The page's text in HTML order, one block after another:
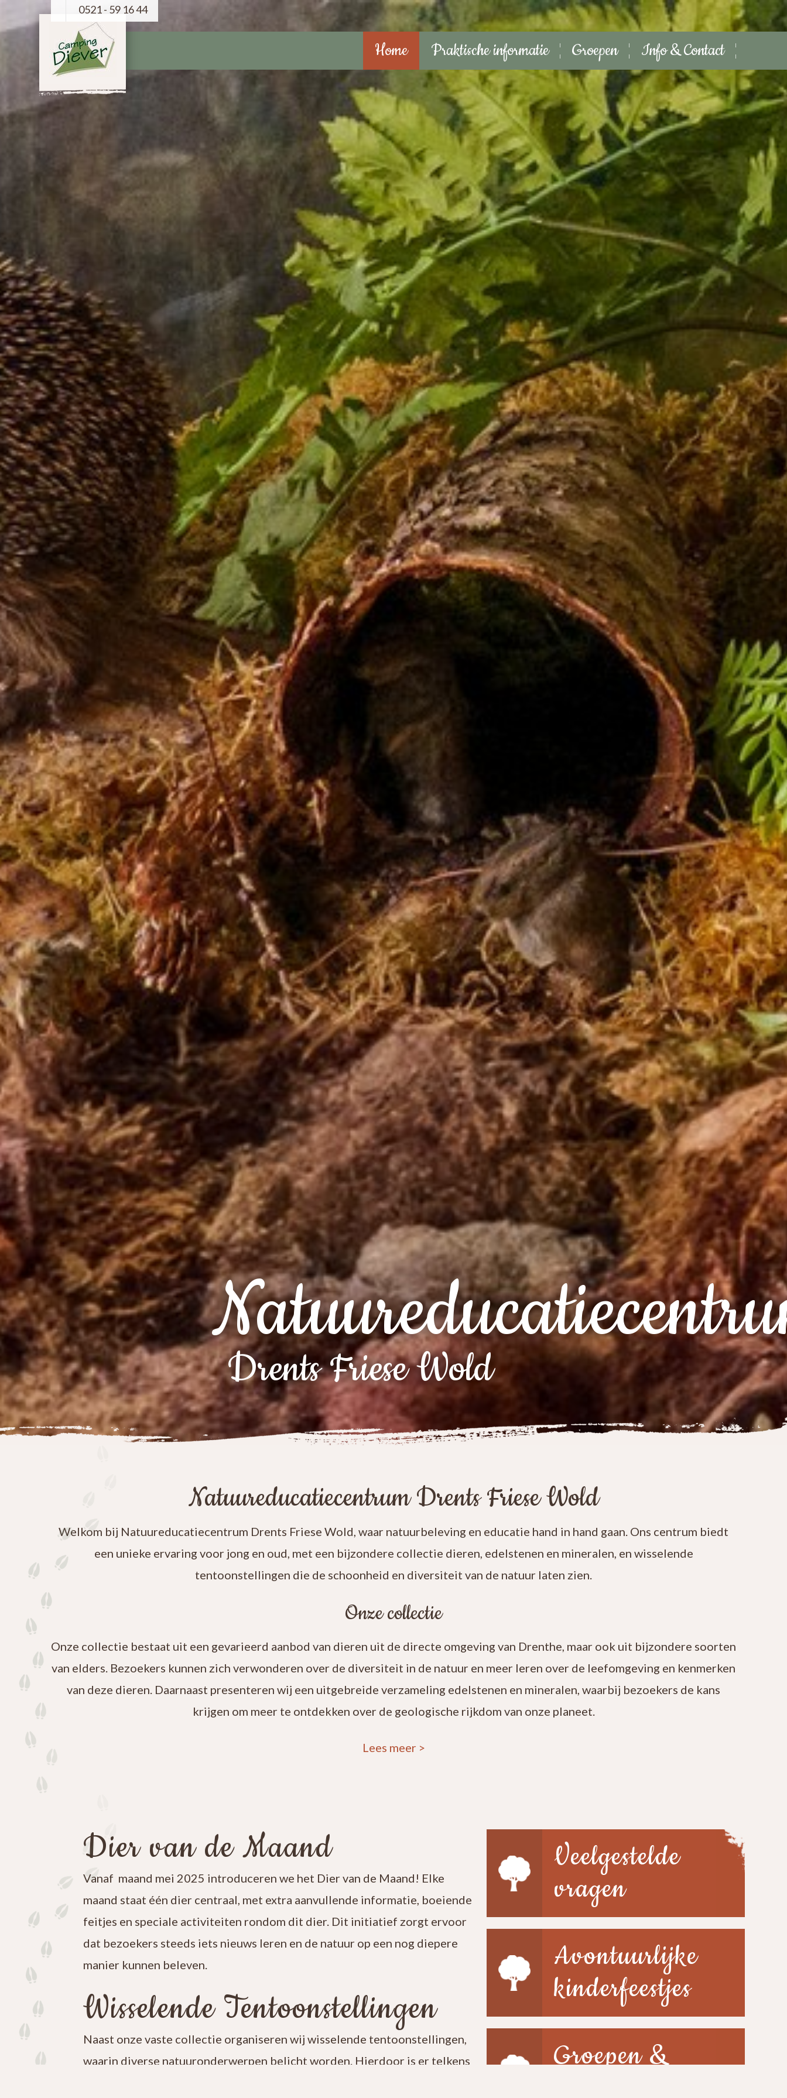
0521 - 59 16 44
Home Praktische informatie Groepen Info & Contact
Drents Friese Wold
Natuureducatiecentrum Drents Friese Wold
Welkom bij Natuureducatiecentrum Drents Friese Wold, waar natuurbeleving en educatie hand in hand gaan. Ons centrum biedt
een unieke ervaring voor jong en oud, met een bijzondere collectie dieren, edelstenen en mineralen, en wisselende
tentoonstellingen die de schoonheid en diversiteit van de natuur laten zien.
Onze collectie
Onze collectie bestaat uit een gevarieerd aanbod van dieren uit de directe omgeving van Drenthe, maar ook uit bijzondere soorten
van elders. Bezoekers kunnen zich verwonderen over de diversiteit in de natuur en meer leren over de leefomgeving en kenmerken
van deze dieren. Daarnaast presenteren wij een uitgebreide verzameling edelstenen en mineralen, waarbij bezoekers de kans
krijgen om meer te ontdekken over de geologische rijkdom van onze planeet.
Lees meer >
Dier van de Maand
Vanaf maand mei 2025 introduceren we het Dier van de Maand! Elke
maand staat één dier centraal, met extra aanvullende informatie, boeiende
feitjes en speciale activiteiten rondom dit dier. Dit initiatief zorgt ervoor
dat bezoekers steeds iets nieuws leren en de natuur op een nog diepere
manier kunnen beleven.
Wisselende Tentoonstellingen
Naast onze vaste collectie organiseren wij wisselende tentoonstellingen,
waarin diverse natuuronderwerpen belicht worden. Hierdoor is er telkens
Veelgestelde
vragen
Avontuurlijke
kinderfeestjes
Groepen &